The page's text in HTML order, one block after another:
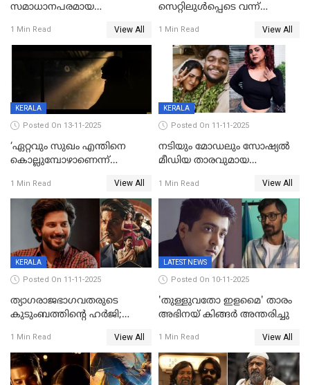
സമാധാനപരമായ
വിവാഹമോചിതയായെന്ന് മീര
വാസുദേവൻ
1 Min Read View All
സെറ്റിലുൾപ്പെടെ വന്ന്
ബിയര്‍ കുപ്പി തലയ്ക്ക് അടിച്ച്
പൊട്ടിക്കുമെന്ന്
ഭീഷണി;അശ്ലീല
മെസേജുകളും വെളിപ്പെടുത്തി
മൃദുല വിജയ്
1 Min Read View All
KERALA
Posted On 13-11-2025
‘ഏറ്റവും സുഖം എന്തിനെ
കൊല്ലുമ്പോഴാണെന്ന്
വില്ലത്തരത്തിന്റെ അങ്ങേയറ്റം;
മമ്മൂട്ടി മാജിക്ക്, കളങ്കാവല്‍
ട്രെയിലര്‍ പുറത്ത്
1 Min Read View All
KERALA
Posted On 11-11-2025
നടിയും മോഡലും സോഷ്യൽ
മീഡിയ താരവുമായ
ഇന്ന്‌ നല്ലൊരു ബിസി ഡേ
ആയിരുന്നുവെന്ന് നന്ദിത
ശങ്കര
1 Min Read View All
KERALA
Posted On 11-11-2025
ത്യാഗരാജഭാഗവതരുടെ
കുടുംബത്തിന്റെ ഹര്‍ജി;
ഹൈക്കോടതി നോട്ടീസ്‌
1 Min Read View All
LATEST NEWS
Posted On 10-11-2025
'തുള്ളുവതോ ഇളമൈ' താരം
അഭിനയ് കിങ്ങർ അന്തരിച്ചു
1 Min Read View All